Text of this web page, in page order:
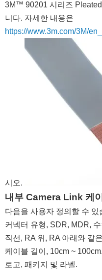
3M™ 90201 시리즈
니다. 자세한 내용은
https://www.3m.com/3M/
시오.
내부 Camera Link 케
다음을 사용자 정의할 수 있
커넥터 유형, SDR, MDR,
직선, RA 위, RA 아래와 같
케이블 길이, 10cm ~ 100cm.
로고, 패키지 및 라벨.